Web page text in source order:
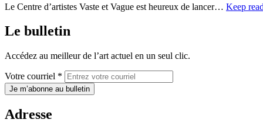
Le Centre d’artistes Vaste et Vague est heureux de lancer… Keep
Le bulletin
Accédez au meilleur de l’art actuel en un seul clic.
Votre courriel *
Je m’abonne au bulletin
Adresse